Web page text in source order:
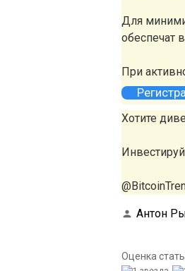
Для
обеспечат
При
Хотите
Антон
Оценка